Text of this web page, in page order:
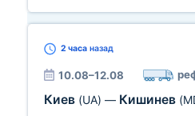
2 часа назад
10.08–12.08
Киев (UA) — Кишинев